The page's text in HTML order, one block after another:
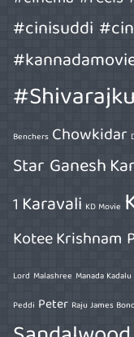
#cinisuddi
Benchers Chowkidar
Star Ganesh
1 Karavali KD Movie
KoteeKrishnam
Lord Malashree Manada Kadalu
Peddi Peter Raju James Bond